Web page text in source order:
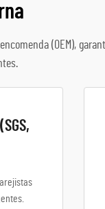
(OEM),